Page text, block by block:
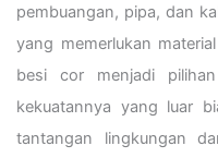
pembuangan, pipa, dan
yang memerlukan
besi cor menjadi
kekuatannya yang luar
tantangan lingkungan